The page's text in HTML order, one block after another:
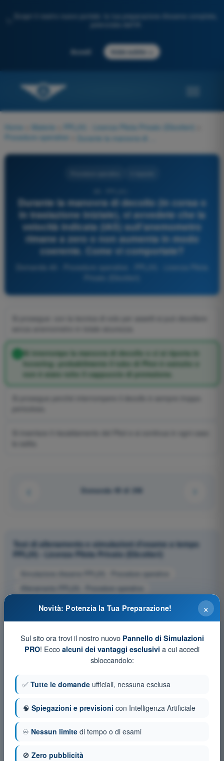
Scopri il nostro nuovo portale: la tua preparazione d'esame completa,
Accedi Inizia subito
Home Materie PPL(H) - Licenza Pilota Privato (Elicotteri)
Procedure operative
Durante la manovra di decollo (in corsa o
in traslazione iniziale), vi avvedete che la
velocità indicata (IAS) sull'anemometro
rimane a zero o non aumenta in modo
coerente. Come vi comportate?
Si interrompe la manovra di decollo o ci si riporta in
hovering: probabilmente il tubo di Pitot è ostruito o
non è stato tolto il cappuccio di protezione.
Domanda 49 di 246
Test di allenamento e simulazioni d'esame a tempo
PPL(H) - Licenza Pilota Privato (Elicotteri)
Simulazione d'esame PPL(H) - Procedure operative
Allenamento PPL(H) - Procedure operative
×
Novità: Potenzia la Tua Preparazione!
Sul sito ora trovi il nostro nuovo Pannello di Simulazioni
PRO! Ecco alcuni dei vantaggi esclusivi a cui accedi
sbloccandolo:
✅ Tutte le domande ufficiali, nessuna esclusa
🧠 Spiegazioni e previsioni con Intelligenza Artificiale
♾️ Nessun limite di tempo o di esami
🚫 Zero pubblicità